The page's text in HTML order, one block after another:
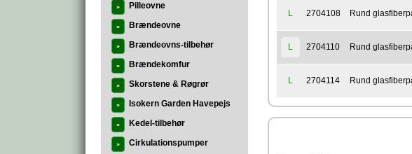
» Pilleovne
» Brændeovne
» Brændeovns-tilbehør
» Brændekomfur
» Skorstene & Røgrør
» Isokern Garden Havepejs
» Kedel-tilbehør
» Cirkulationspumper
L 2704108 Rund
L 2704110 Rund
L 2704114 Rund